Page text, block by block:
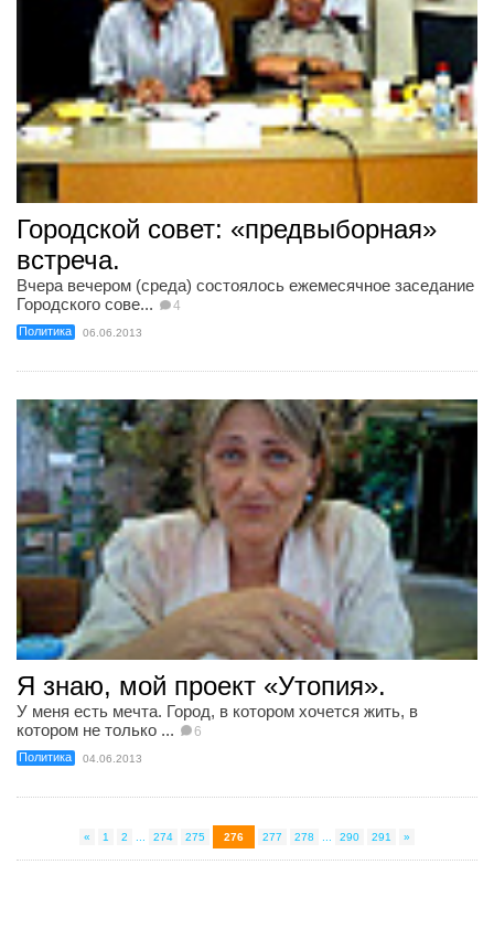
Городской совет: «предвыборная»
встреча.
Вчера вечером (среда) состоялось ежемесячное заседание
Городского сове...
4
Политика 06.06.2013
Я знаю, мой проект «Утопия».
У меня есть мечта. Город, в котором хочется жить, в
котором не только ...
6
Политика 04.06.2013
« 1 2 274 275 276 277 278 290 291 »